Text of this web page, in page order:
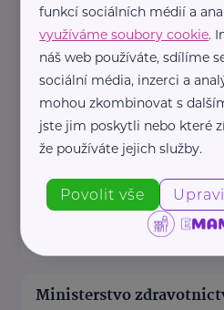
www.hospic.cz
+420 595 538 111
info@hospicfm.cz
Charita Frýdek - Místek
Příborská Frýdek-Místek
www.charitafm.cz
+420 731 688 521
rebel@charitafm.cz
Ministerstvo
funkcí sociálních médií a
využíváme soubory cookie.
náš web používáte, sdílíme
sociální média, inzerci a
mohou zkombinovat s
jste jim poskytli nebo které
že používáte jejich služby.
Povolit vše